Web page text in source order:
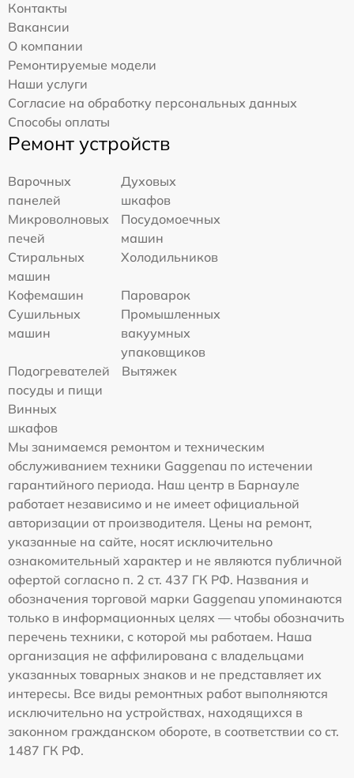
Контакты
Вакансии
О компании
Ремонтируемые модели
Наши услуги
Согласие на обработку персональных данных
Способы оплаты
Ремонт устройств
Варочных
панелей
Духовых
шкафов
Микроволновых
печей
Посудомоечных
машин
Стиральных
машин
Холодильников
Кофемашин
Пароварок
Сушильных
машин
Промышленных
вакуумных
упаковщиков
Подогревателей
посуды и пищи
Вытяжек
Винных
шкафов
Мы занимаемся ремонтом и техническим
обслуживанием техники Gaggenau по истечении
гарантийного периода. Наш центр в Барнауле
работает независимо и не имеет официальной
авторизации от производителя. Цены на ремонт,
указанные на сайте, носят исключительно
ознакомительный характер и не являются публичной
офертой согласно п. 2 ст. 437 ГК РФ. Названия и
обозначения торговой марки Gaggenau упоминаются
только в информационных целях — чтобы обозначить
перечень техники, с которой мы работаем. Наша
организация не аффилирована с владельцами
указанных товарных знаков и не представляет их
интересы. Все виды ремонтных работ выполняются
исключительно на устройствах, находящихся в
законном гражданском обороте, в соответствии со ст.
1487 ГК РФ.